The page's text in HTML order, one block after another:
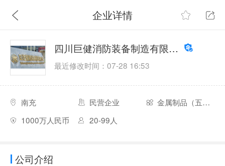
企业详情
四川巨健消防装备制造有限公司
最近修改时间：07-28 16:53
南充 民营企业
金属制品（五金）业
1000万人民币
20-99人
公司介绍